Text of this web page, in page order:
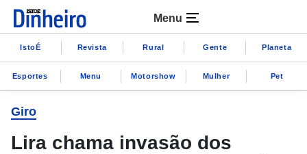
Menu
IstoÉ Revista Rural Gente Planeta
Esportes Menu Motorshow Mulher Pet
Giro
Lira chama invasão dos